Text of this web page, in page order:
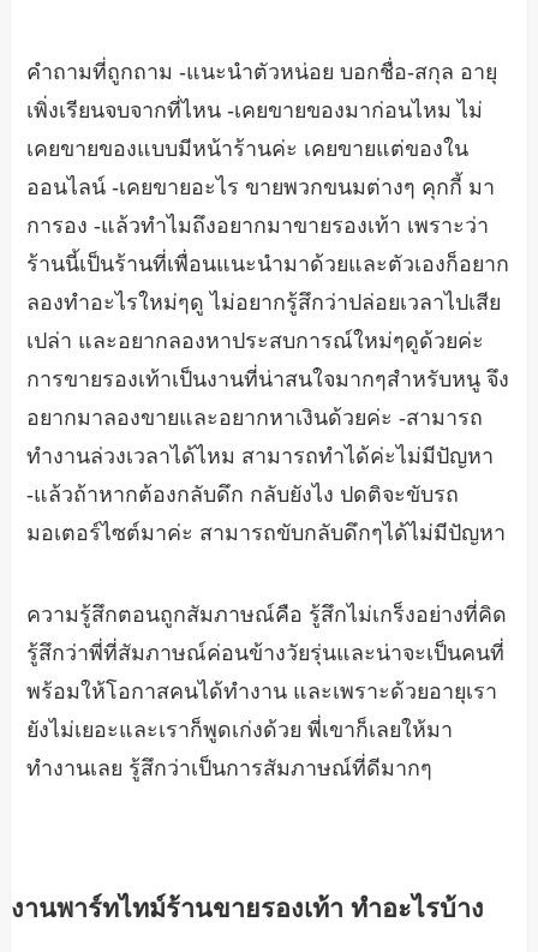
คำถามที่ถูกถาม -แนะนำตัวหน่อย บอกชื่อ-สกุล อายุ
เพิ่งเรียนจบจากที่ไหน -เคยขายของมาก่อนไหม ไม่
เคยขายของแบบมีหน้าร้านค่ะ เคยขายแต่ของใน
ออนไลน์ -เคยขายอะไร ขายพวกขนมต่างๆ คุกกี้ มา
การอง -แล้วทำไมถึงอยากมาขายรองเท้า เพราะว่า
ร้านนี้เป็นร้านที่เพื่อนแนะนำมาด้วยและตัวเองก็อยาก
ลองทำอะไรใหม่ๆดู ไม่อยากรู้สึกว่าปล่อยเวลาไปเสีย
เปล่า และอยากลองหาประสบการณ์ใหม่ๆดูด้วยค่ะ
การขายรองเท้าเป็นงานที่น่าสนใจมากๆสำหรับหนู จึง
อยากมาลองขายและอยากหาเงินด้วยค่ะ -สามารถ
ทำงานล่วงเวลาได้ไหม สามารถทำได้ค่ะไม่มีปัญหา
-แล้วถ้าหากต้องกลับดึก กลับยังไง ปดติจะขับรถ
มอเตอร์ไซต์มาค่ะ สามารถขับกลับดึกๆได้ไม่มีปัญหา
ความรู้สึกตอนถูกสัมภาษณ์คือ รู้สึกไม่เกร็งอย่างที่คิด
รู้สึกว่าพี่ที่สัมภาษณ์ค่อนข้างวัยรุ่นและน่าจะเป็นคนที่
พร้อมให้โอกาสคนได้ทำงาน และเพราะด้วยอายุเรา
ยังไม่เยอะและเราก็พูดเก่งด้วย พี่เขาก็เลยให้มา
ทำงานเลย รู้สึกว่าเป็นการสัมภาษณ์ที่ดีมากๆ
งานพาร์ทไทม์ร้านขายรองเท้า ทำอะไรบ้าง